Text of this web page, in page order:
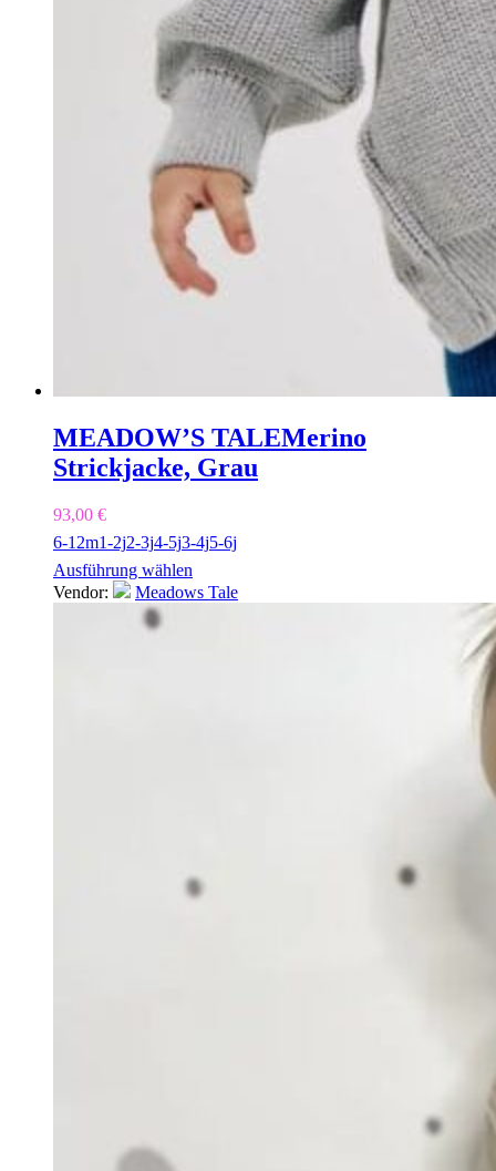
MEADOW’S TALEMerino
Strickjacke, Grau
93,00 €
6-12m1-2j2-3j4-5j3-4j5-6j
Ausführung wählen
Vendor:
Meadows Tale